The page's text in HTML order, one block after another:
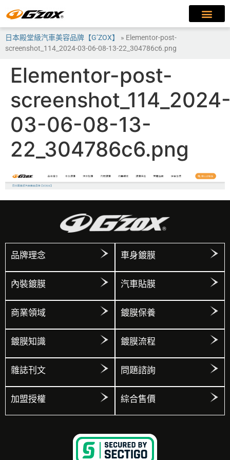
日本殿堂級汽車美容品牌【G’ZOX】 » Elementor-post-
screenshot_114_2024-03-06-08-13-22_304786c6.png
Elementor-post-
03-06-08-13-
22_304786c6.png
品牌理念 車身鍍膜
內裝鍍膜 汽車貼膜
商業領域 鍍膜保養
鍍膜知識 鍍膜流程
雜誌刊文 問題諮詢
加盟授權 綜合售價